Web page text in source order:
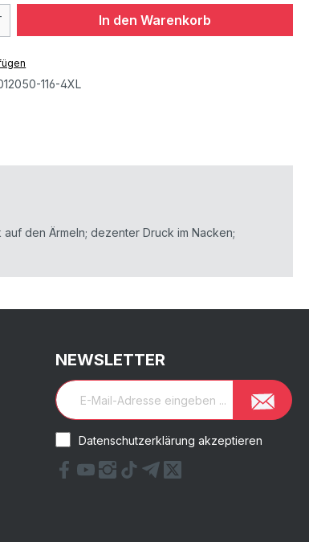
In den Warenkorb
116-4XL
den Ärmeln; dezenter Druck im Nacken;
NEWSLETTER
Datenschutzerklärung akzeptieren